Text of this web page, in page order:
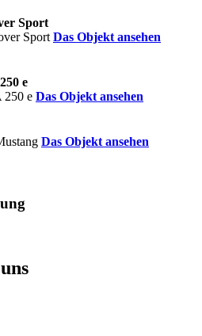
Sport
Das Objekt ansehen
e
Das Objekt ansehen
Das Objekt ansehen